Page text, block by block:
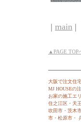
| main |
▲PAGE TOP
大阪で注文住
MJ HOUSEの
お家の施工エ
住之江区・天
吹田市・茨木
市・松原市・